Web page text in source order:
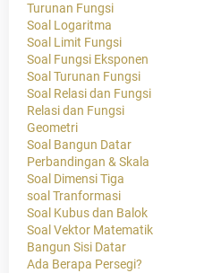
Turunan Fungsi
Soal Logaritma
Soal Limit Fungsi
Soal Fungsi Eksponen
Soal Turunan Fungsi
Soal Relasi dan Fungsi
Relasi dan Fungsi
Geometri
Soal Bangun Datar
Perbandingan & Skala
Soal Dimensi Tiga
soal Tranformasi
Soal Kubus dan Balok
Soal Vektor Matematik
Bangun Sisi Datar
Ada Berapa Persegi?